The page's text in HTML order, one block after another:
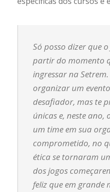
Só posso dizer que
partir do momento
ingressar na
organizar um
desafiador, mas te
únicas e, neste ano,
um time em sua
comprometido, no
ética se tornaram
dos jogos
feliz que em grande